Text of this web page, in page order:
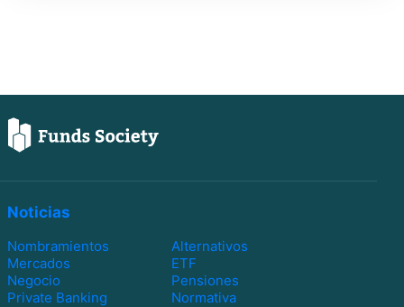
Noticias
Nombramientos
Alternativos
Mercados
ETF
Negocio
Pensiones
Private Banking
Normativa